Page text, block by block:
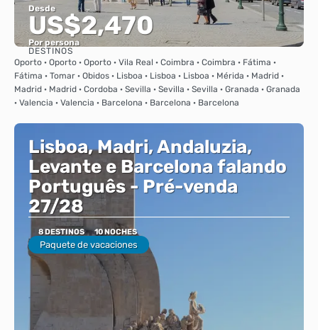
Desde
US$2,470
Por persona
Ver
DESTINOS
Oporto · Oporto · Oporto · Vila Real · Coimbra · Coimbra · Fátima ·
Fátima · Tomar · Obidos · Lisboa · Lisboa · Lisboa · Mérida · Madrid ·
Madrid · Madrid · Cordoba · Sevilla · Sevilla · Sevilla · Granada · Granada
· Valencia · Valencia · Barcelona · Barcelona · Barcelona
Lisboa, Madri, Andaluzia,
Levante e Barcelona falando
Português - Pré-venda
27/28
8 DESTINOS 10 NOCHES
Paquete de vacaciones